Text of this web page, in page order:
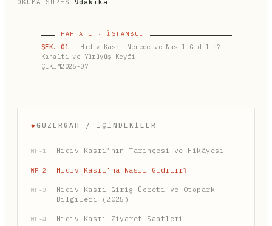
PAFTA I · İSTANBUL
ŞEK. 01 — Hıdiv Kasrı Nerede ve Nasıl Gidilir?
Kahaltı ve Yürüyüş Keyfi
ÇEKİM2025-07
◆ GÜZERGAH / İÇINDEKILER
WP-1 Hıdiv Kasrı’nın Tarihçesi ve Hikâyesi
WP-2 Hıdiv Kasrı’na Nasıl Gidilir?
WP-3
Hıdiv Kasrı Giriş Ücreti ve Otopark
Bilgileri (2025)
WP-4 Hıdiv Kasrı Ziyaret Saatleri